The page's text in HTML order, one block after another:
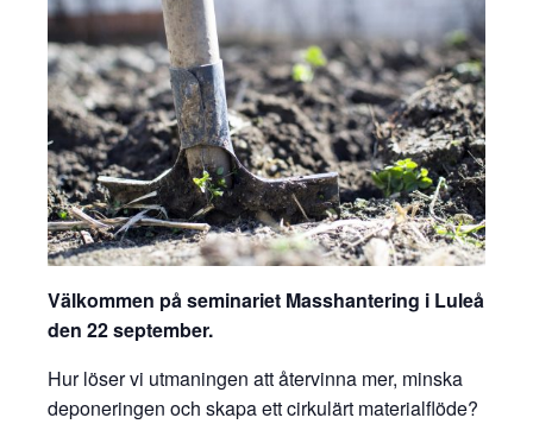
Välkommen på seminariet Masshantering i Luleå
den 22 september.
Hur löser vi utmaningen att återvinna mer, minska
deponeringen och skapa ett cirkulärt materialflöde?